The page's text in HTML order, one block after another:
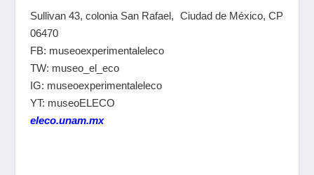
Sullivan 43, colonia San Rafael, Ciudad de México, CP
06470
FB: museoexperimentaleleco
TW: museo_el_eco
IG: museoexperimentaleleco
YT: museoELECO
eleco.unam.mx